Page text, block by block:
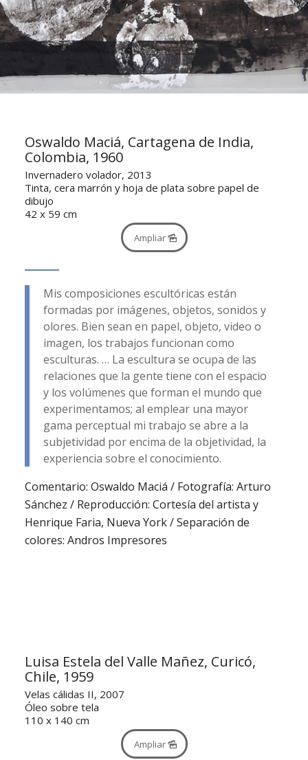
Oswaldo Maciá, Cartagena de India,
Colombia, 1960
Invernadero volador, 2013
Tinta, cera marrón y hoja de plata sobre papel de
dibujo
42 x 59 cm
Ampliar
Mis composiciones escultóricas están
formadas por imágenes, objetos, sonidos y
olores. Bien sean en papel, objeto, video o
imagen, los trabajos funcionan como
esculturas. … La escultura se ocupa de las
relaciones que la gente tiene con el espacio
y los volúmenes que forman el mundo que
experimentamos; al emplear una mayor
gama perceptual mi trabajo se abre a la
subjetividad por encima de la objetividad, la
experiencia sobre el conocimiento.
Comentario: Oswaldo Maciá / Fotografía: Arturo
Sánchez / Reproducción: Cortesía del artista y
Henrique Faria, Nueva York / Separación de
colores: Andros Impresores
Luisa Estela del Valle Mañez, Curicó,
Chile, 1959
Velas cálidas II, 2007
Óleo sobre tela
110 x 140 cm
Ampliar